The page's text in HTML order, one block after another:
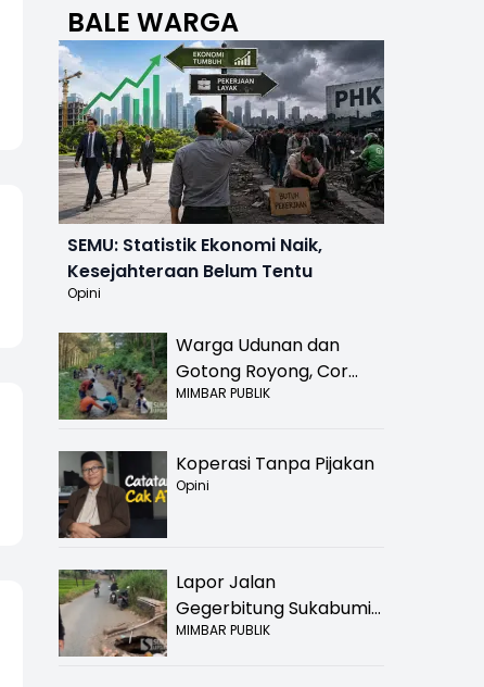
BALE WARGA
SEMU: Statistik Ekonomi Naik,
Kesejahteraan Belum Tentu
Opini
Warga Udunan dan
Gotong Royong, Cor
Jalan Hancur di
MIMBAR PUBLIK
Koperasi Tanpa Pijakan
Opini
Lapor Jalan
Gegerbitung Sukabumi
Bolong! Bahaya Bagi
MIMBAR PUBLIK